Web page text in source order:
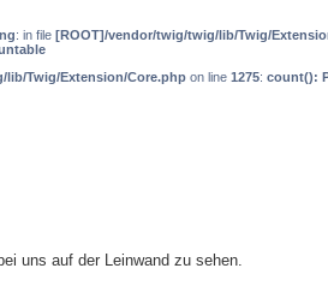
: in file [ROOT]/vendor/twig/twig/lib/Twig/
lib/Twig/Extension/Core.php on line 1275: count():
uns auf der Leinwand zu sehen.